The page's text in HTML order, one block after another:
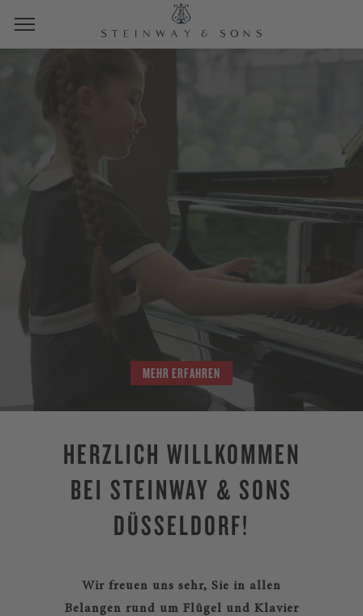
MEHR ERFAHREN
HERZLICH WILLKOMMEN
BEI STEINWAY & SONS
DÜSSELDORF!
Wir freuen uns sehr, Sie in allen
Belangen rund um Flügel und Klavier